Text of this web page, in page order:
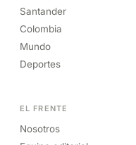
Santander
Colombia
Mundo
Deportes
EL FRENTE
Nosotros